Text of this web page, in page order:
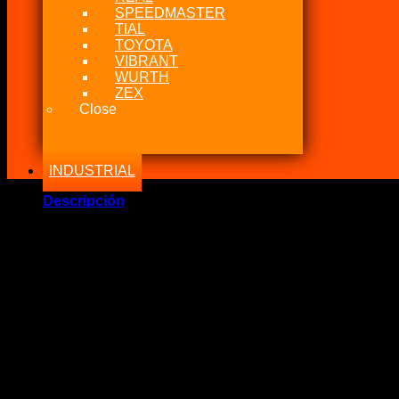
SPEEDMASTER
TIAL
TOYOTA
VIBRANT
WURTH
ZEX
Close
INDUSTRIAL
Descripción